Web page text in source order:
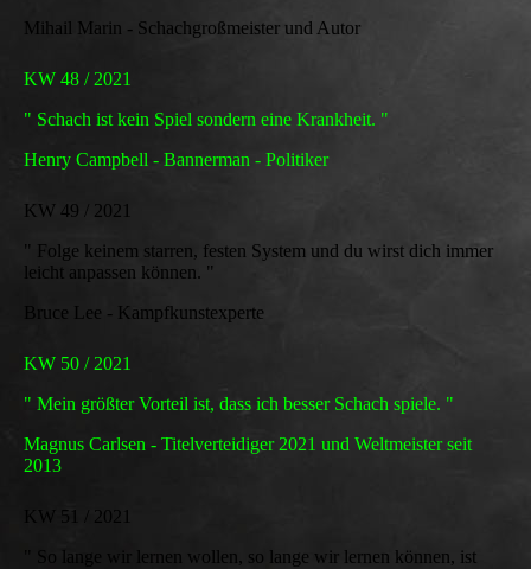
Mihail Marin - Schachgroßmeister und Autor
KW 48 / 2021
" Schach ist kein Spiel sondern eine Krankheit. "
Henry Campbell - Bannerman - Politiker
KW 49 / 2021
" Folge keinem starren, festen System und du wirst dich immer
leicht anpassen können. "
Bruce Lee - Kampfkunstexperte
KW 50 / 2021
" Mein größter Vorteil ist, dass ich besser Schach spiele. "
Magnus Carlsen - Titelverteidiger 2021 und Weltmeister seit
2013
KW 51 / 2021
" So lange wir lernen wollen, so lange wir lernen können, ist